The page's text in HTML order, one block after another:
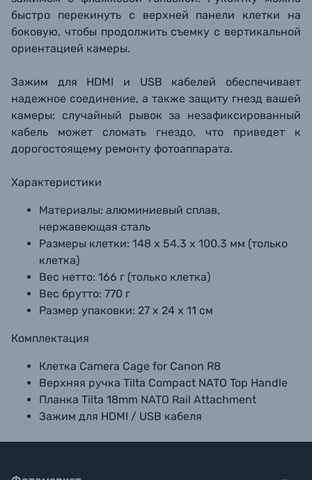
быстро перекинуть с верхней панели клетки на
боковую, чтобы продолжить съемку с вертикальной
ориентацией камеры.
Зажим для HDMI и USB кабелей обеспечивает
надежное соединение, а также защиту гнезд вашей
камеры: случайный рывок за незафиксированный
кабель может сломать гнездо, что приведет к
дорогостоящему ремонту фотоаппарата.
Характеристики
Материалы: алюминиевый сплав,
нержавеющая сталь
Размеры клетки: 148 х 54.3 х 100.3 мм (только
клетка)
Вес нетто: 166 г (только клетка)
Вес брутто: 770 г
Размер упаковки: 27 х 24 х 11 см
Комплектация
Клетка Camera Cage for Canon R8
Верхняя ручка Tilta Compact NATO Top Handle
Планка Tilta 18mm NATO Rail Attachment
Зажим для HDMI / USB кабеля